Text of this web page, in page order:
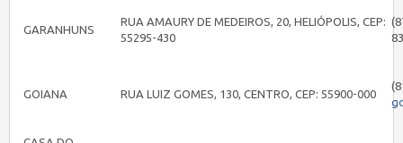
GARANHUNS
RUA AMAURY DE MEDEIROS, 20, HELIÓPOLIS, CEP:
55295-430
GOIANA RUA LUIZ GOMES, 130, CENTRO, CEP: 55900-000